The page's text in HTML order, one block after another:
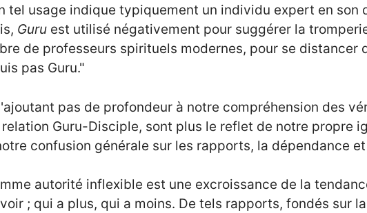
tel usage indique typiquement un individu expert en son
Guru est utilisé négativement pour suggérer la
de professeurs spirituels modernes, pour se
pas Guru."
pas de profondeur à notre compréhension des
Guru-Disciple, sont plus le reflet de notre propre
confusion générale sur les rapports, la dépendance
autorité inflexible est une excroissance de la
; qui a plus, qui a moins. De tels rapports, fondés sur